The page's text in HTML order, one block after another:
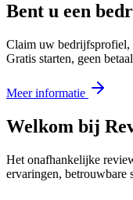
Bent u een
Claim uw bedrijfsprofiel,
Gratis starten, geen
Meer informatie
Welkom bij
Het onafhankelijke
ervaringen, betrouwbare